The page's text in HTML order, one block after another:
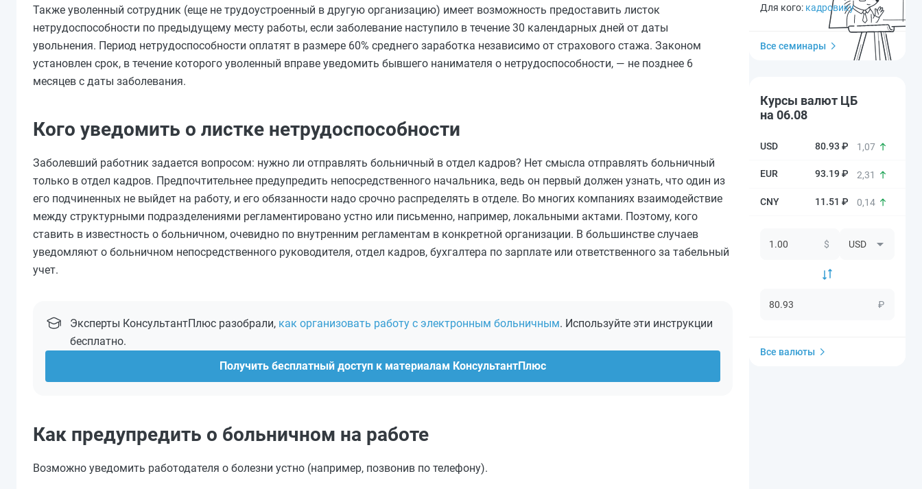
Также уволенный сотрудник (еще не трудоустроенный в другую организацию) имеет возможность предоставить листок
нетрудоспособности по предыдущему месту работы, если заболевание наступило в течение 30 календарных дней от даты
увольнения. Период нетрудоспособности оплатят в размере 60% среднего заработка независимо от страхового стажа. Законом
установлен срок, в течение которого уволенный вправе уведомить бывшего нанимателя о нетрудоспособности, — не позднее 6
месяцев с даты заболевания.
Кого уведомить о листке нетрудоспособности
Заболевший работник задается вопросом: нужно ли отправлять больничный в отдел кадров? Нет смысла отправлять больничный
только в отдел кадров. Предпочтительнее предупредить непосредственного начальника, ведь он первый должен узнать, что один из
его подчиненных не выйдет на работу, и его обязанности надо срочно распределять в отделе. Во многих компаниях взаимодействие
между структурными подразделениями регламентировано устно или письменно, например, локальными актами. Поэтому, кого
ставить в известность о больничном, очевидно по внутренним регламентам в конкретной организации. В большинстве случаев
уведомляют о больничном непосредственного руководителя, отдел кадров, бухгалтера по зарплате или ответственного за табельный
учет.
Эксперты КонсультантПлюс разобрали, как организовать работу с электронным больничным. Используйте эти инструкции
бесплатно.
Получить бесплатный доступ к материалам КонсультантПлюс
Как предупредить о больничном на работе
Возможно уведомить работодателя о болезни устно (например, позвонив по телефону).
Для кого: кадровику
Все семинары
Курсы валют ЦБ
на 06.08
80.93 ₽ 1,07
93.19 ₽ 2,31
11.51 ₽ 0,14
$
₽
Все валюты